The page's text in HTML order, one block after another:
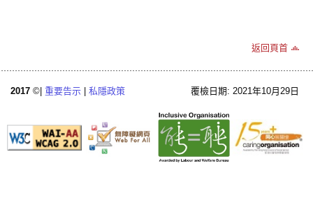
返回頁首
2017 ©| 重要告示 私隱政策 覆檢日期: 2021年10月29日